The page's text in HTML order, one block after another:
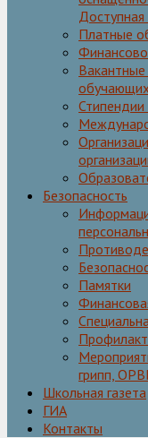
Платные
Безопасность
Памятки
грипп,
Школьная газета
ГИА
Контакты